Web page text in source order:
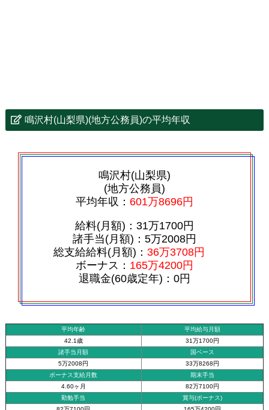
鳴沢村(山梨県)(地方公務員)の平均年収
鳴沢村(山梨県)
(地方公務員)
平均年収： 601万8696円
給料(月額)：31万1700円
諸手当(月額)：5万2008円
総支給給料(月額)： 36万3708円
ボーナス： 165万4200円
退職金(60歳定年)：0円
平均年齢
平均給与月額
42.1歳
31万1700円
諸手当月額
国ベース
5万2008円
33万8268円
ボーナス支給月数
期末手当
4.60ヶ月
82万7100円
勤勉手当
賞与(ボーナス)